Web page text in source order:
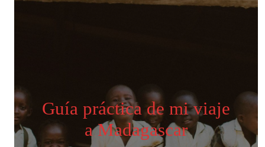
Guía práctica de mi viaje
a Madagascar